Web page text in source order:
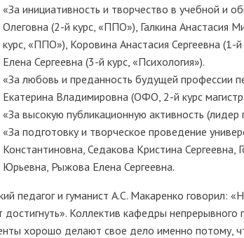
«За инициативность и творчество в учебной и
Олеговна (2-й курс, «ППО»), Галкина Анастасия
курс, «ППО»), Коровина Анастасия Сергеевна (1-
Елена Сергеевна (3-й курс, «Психология»).
«За любовь и преданность будущей профессии
Екатерина Владимировна (ОФО, 2-й курс
«За высокую публикационную активность
«За подготовку и творческое проведение
Константиновна, Седакова Кристина Сергеевна,
Юрьевна, Рыжова Елена Сергеевна.
педагог и гуманист А.С. Макаренко говорил:
достигнуть». Коллектив кафедры
хорошо делают свое дело именно потому,